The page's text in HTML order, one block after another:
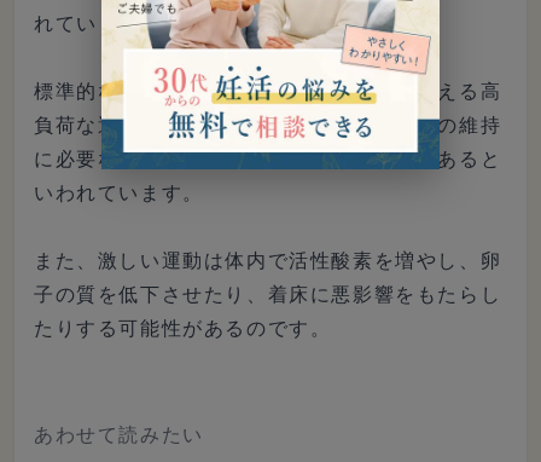
れています。
標準的な女性では、エネルギー摂取量を超える高
負荷な運動を取り入れることで、生殖機能の維持
に必要なエネルギーを減少させる可能性があると
いわれています。
また、激しい運動は体内で活性酸素を増やし、卵
子の質を低下させたり、着床に悪影響をもたらし
たりする可能性があるのです。
あわせて読みたい